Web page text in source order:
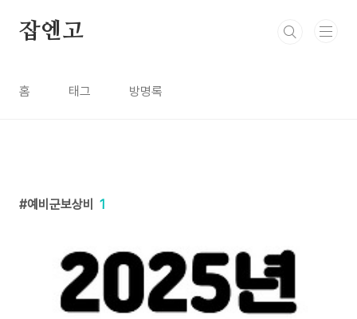
잡엔고
홈 태그 방명록
예비군보상비 1